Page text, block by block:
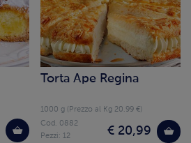
Torta Ape Regina
1000 g (Prezzo al Kg 20.99 €)
€ 20,99
Cod. 0882
Pezzi: 12